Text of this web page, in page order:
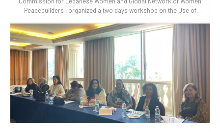
08 AUG
WPS-CEDAW WORKSHOP
Justice Without Frontiers, with the partnership of National
Commission for Lebanese Women and Global Network of Women
Peacebuilders , organized a two days workshop on the Use of
CEDAW General Recommendations (GRs) 30 and for Monitoring,
Reporting and Joint implementation of the Women, Peace, and